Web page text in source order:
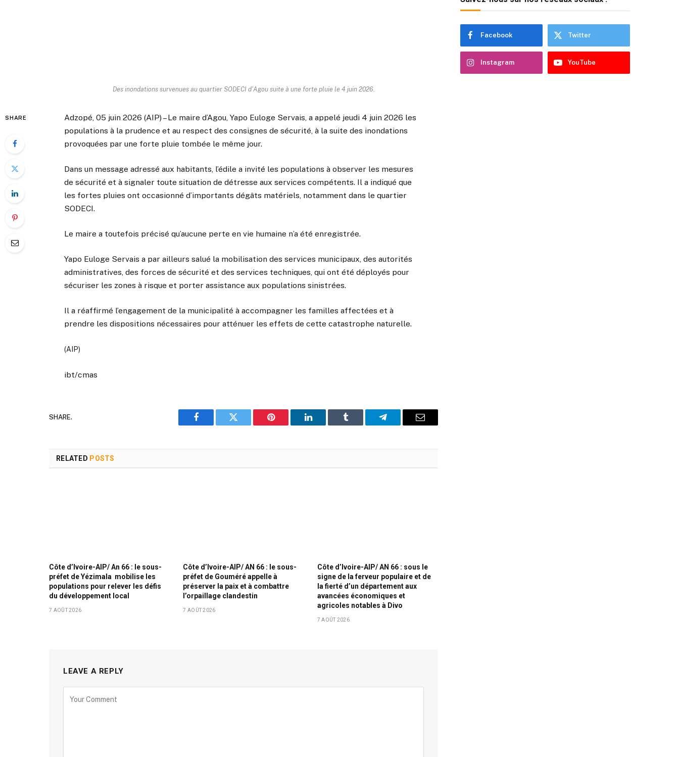
Des inondations survenues au quartier SODECI d'Agou suite à une forte pluie le 4 juin 2026.
SHARE
Adzopé, 05 juin 2026 (AIP) – Le maire d’Agou, Yapo Euloge Servais, a appelé jeudi 4 juin 2026 les
populations à la prudence et au respect des consignes de sécurité, à la suite des inondations
provoquées par une forte pluie tombée le même jour.
Dans un message adressé aux habitants, l’édile a invité les populations à observer les mesures
de sécurité et à signaler toute situation de détresse aux services compétents. Il a indiqué que
les fortes pluies ont occasionné d’importants dégâts matériels, notamment dans le quartier
SODECI.
Le maire a toutefois précisé qu’aucune perte en vie humaine n’a été enregistrée.
Yapo Euloge Servais a par ailleurs salué la mobilisation des services municipaux, des autorités
administratives, des forces de sécurité et des services techniques, qui ont été déployés pour
sécuriser les zones à risque et porter assistance aux populations sinistrées.
Il a réaffirmé l’engagement de la municipalité à accompagner les familles affectées et à
prendre les dispositions nécessaires pour atténuer les effets de cette catastrophe naturelle.
(AIP)
ibt/cmas
SHARE.
Facebook Twitter Pinterest LinkedIn Tumblr Telegram Email
RELATED POSTS
Côte d’Ivoire-AIP/ An 66 : le sous-
préfet de Yézimala mobilise les
populations pour relever les défis
du développement local
7 AOÛT 2026
Côte d’Ivoire-AIP/ AN 66 : le sous-
préfet de Gouméré appelle à
préserver la paix et à combattre
l’orpaillage clandestin
7 AOÛT 2026
Côte d’Ivoire-AIP/ AN 66 : sous le
signe de la ferveur populaire et de
la fierté d’un département aux
avancées économiques et
agricoles notables à Divo
7 AOÛT 2026
LEAVE A REPLY
Facebook Twitter
Instagram YouTube